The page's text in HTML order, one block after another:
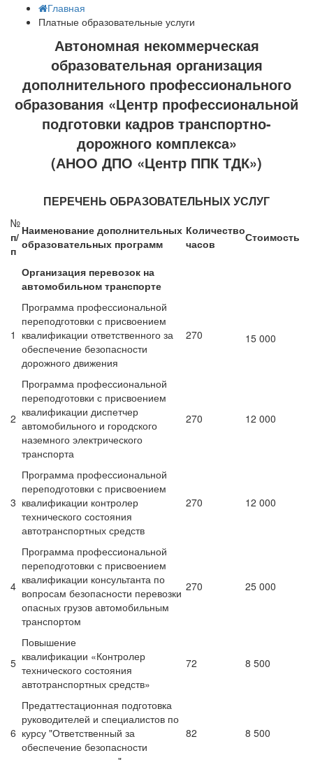
Главная
Платные образовательные услуги
Автономная некоммерческая
образовательная организация
дополнительного профессионального
образования «Центр профессиональной
подготовки кадров транспортно-
дорожного комплекса»
(АНОО ДПО «Центр ППК ТДК»)
ПЕРЕЧЕНЬ ОБРАЗОВАТЕЛЬНЫХ УСЛУГ
№
п/
п
Наименование дополнительных
образовательных программ
Количество
часов
Стоимость
Организация перевозок на
автомобильном транспорте
1
Программа профессиональной
переподготовки с присвоением
квалификации ответственного за
обеспечение безопасности
дорожного движения
270 15 000
2
Программа профессиональной
переподготовки с присвоением
квалификации диспетчер
автомобильного и городского
наземного электрического
транспорта
270 12 000
3
Программа профессиональной
переподготовки с присвоением
квалификации контролер
технического состояния
автотранспортных средств
270 12 000
4
Программа профессиональной
переподготовки с присвоением
квалификации консультанта по
вопросам безопасности перевозки
опасных грузов автомобильным
транспортом
270 25 000
5
Повышение
квалификации «Контролер
технического состояния
автотранспортных средств»
72 8 500
6
Предаттестационная подготовка
руководителей и специалистов по
курсу "Ответственный за
обеспечение безопасности
82 8 500